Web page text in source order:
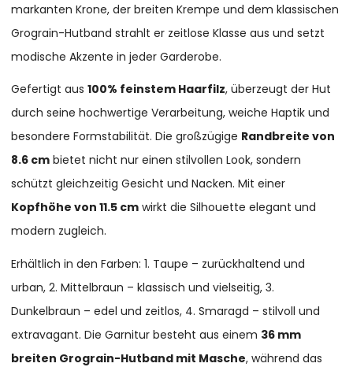
markanten Krone, der breiten Krempe und dem klassischen
Grograin-Hutband strahlt er zeitlose Klasse aus und setzt
modische Akzente in jeder Garderobe.
Gefertigt aus100% feinstem Haarfilz, überzeugt der Hut
durch seine hochwertige Verarbeitung, weiche Haptik und
besondere Formstabilität. Die großzügige Randbreite von
8.6 cm bietet nicht nur einen stilvollen Look, sondern
schützt gleichzeitig Gesicht und Nacken. Mit einer
Kopfhöhe von 11.5 cm wirkt die Silhouette elegant und
modern zugleich.
Erhältlich in den Farben: 1. Taupe – zurückhaltend und
urban, 2. Mittelbraun – klassisch und vielseitig, 3.
Dunkelbraun – edel und zeitlos, 4. Smaragd – stilvoll und
extravagant. Die Garnitur besteht aus einem 36 mm
breiten Grograin-Hutband mit Masche, während das